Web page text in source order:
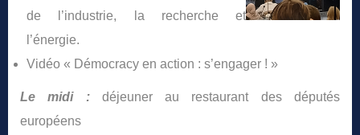
de l’industrie, la recherche et
l’énergie.
Vidéo « Démocracy en action : s’engager ! »
Le midi :déjeuner au restaurant des députés
européens